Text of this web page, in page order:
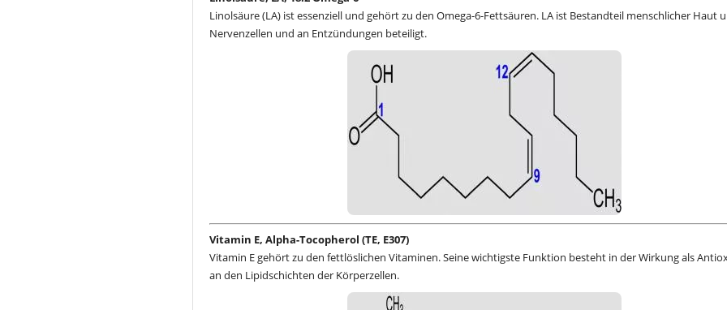
Linolsäure (LA) ist essenziell und gehört zu den Omega-6-Fettsäuren. LA ist Bestandteil menschlicher Haut
Nervenzellen und an Entzündungen beteiligt.
Vitamin E, Alpha-Tocopherol (TE, E307)
Vitamin E gehört zu den fettlöslichen Vitaminen. Seine wichtigste Funktion besteht in der Wirkung als
an den Lipidschichten der Körperzellen.